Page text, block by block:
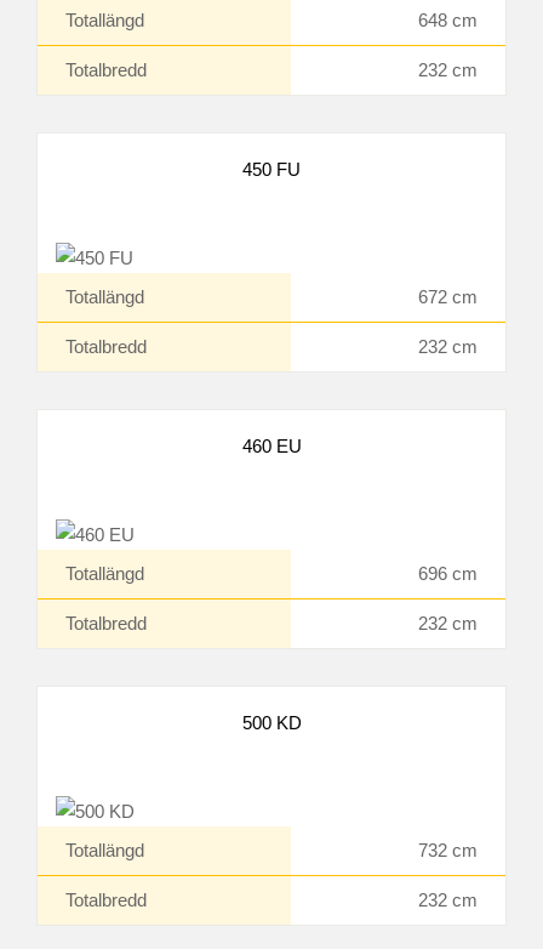
Totallängd 648 cm
Totalbredd 232 cm
450 FU
Totallängd 672 cm
Totalbredd 232 cm
460 EU
Totallängd 696 cm
Totalbredd 232 cm
500 KD
Totallängd 732 cm
Totalbredd 232 cm